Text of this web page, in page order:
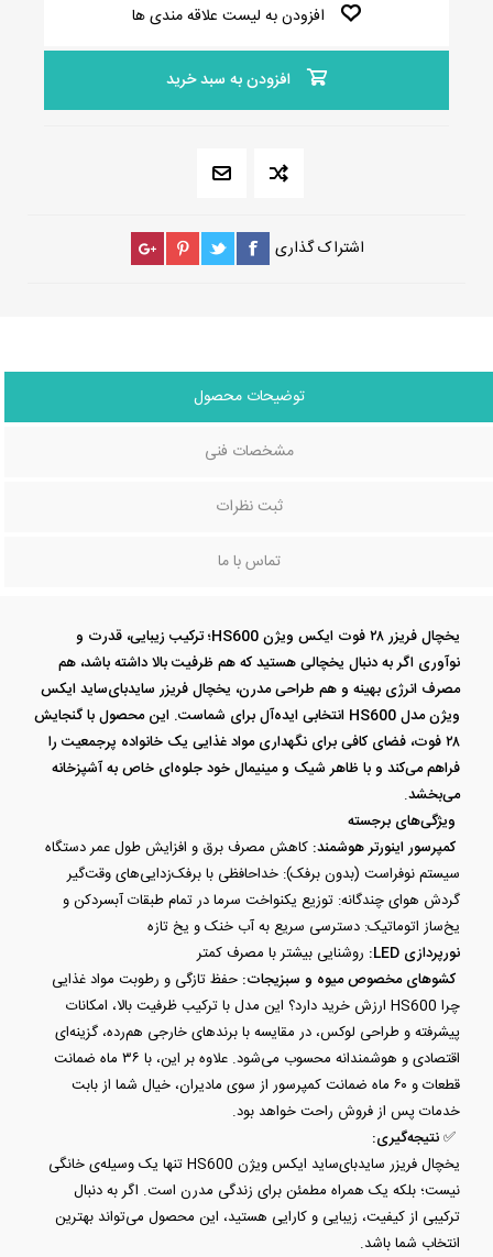
افزودن به لیست علاقه مندی ها
افزودن به سبد خرید
اشتراک گذاری
توضیحات محصول
مشخصات فنی
ثبت نظرات
تماس با ما
یخچال فریزر ۲۸ فوت ایکس ویژن HS600؛ ترکیب زیبایی، قدرت و
نوآوری اگر به دنبال یخچالی هستید که هم ظرفیت بالا داشته باشد، هم
مصرف انرژی بهینه و هم طراحی مدرن، یخچال فریزر سایدبای‌ساید ایکس
ویژن مدل HS600 انتخابی ایده‌آل برای شماست. این محصول با گنجایش
۲۸ فوت، فضای کافی برای نگهداری مواد غذایی یک خانواده پرجمعیت را
فراهم می‌کند و با ظاهر شیک و مینیمال خود جلوه‌ای خاص به آشپزخانه
می‌بخشد.
ویژگی‌های برجسته
کمپرسور اینورتر هوشمند: کاهش مصرف برق و افزایش طول عمر دستگاه
سیستم نوفراست (بدون برفک): خداحافظی با برفک‌زدایی‌های وقت‌گیر
گردش هوای چندگانه: توزیع یکنواخت سرما در تمام طبقات آبسردکن و
یخ‌ساز اتوماتیک: دسترسی سریع به آب خنک و یخ تازه
نورپردازی LED:
روشنایی بیشتر با مصرف کمتر
کشوهای مخصوص میوه و سبزیجات: حفظ تازگی و رطوبت مواد غذایی
چرا HS600 ارزش خرید دارد؟ این مدل با ترکیب ظرفیت بالا، امکانات
پیشرفته و طراحی لوکس، در مقایسه با برندهای خارجی هم‌رده، گزینه‌ای
اقتصادی و هوشمندانه محسوب می‌شود. علاوه بر این، با ۳۶ ماه ضمانت
قطعات و ۶۰ ماه ضمانت کمپرسور از سوی مادیران، خیال شما از بابت
خدمات پس از فروش راحت خواهد بود.
✅نتیجه‌گیری:
یخچال فریزر سایدبای‌ساید ایکس ویژن HS600 تنها یک وسیله‌ی خانگی
نیست؛ بلکه یک همراه مطمئن برای زندگی مدرن است. اگر به دنبال
ترکیبی از کیفیت، زیبایی و کارایی هستید، این محصول می‌تواند بهترین
انتخاب شما باشد.